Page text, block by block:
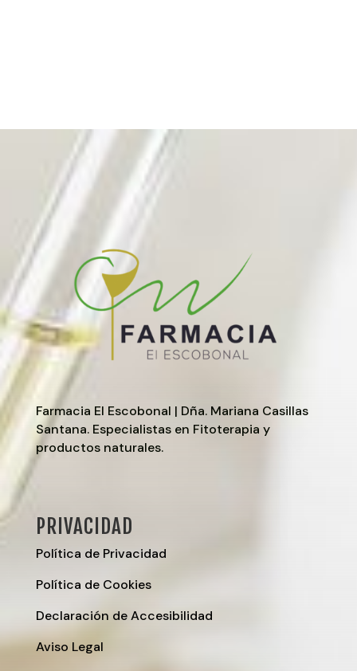
Farmacia El Escobonal | Dña. Mariana Casillas
Santana. Especialistas en Fitoterapia y
productos naturales.
PRIVACIDAD
Política de Privacidad
Política de Cookies
Declaración de Accesibilidad
Aviso Legal